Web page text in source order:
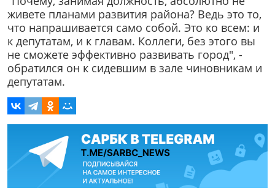
живете планами развития района? Ведь это то,
что напрашивается само собой. Это ко всем: и
к депутатам, и к главам. Коллеги, без этого вы
не сможете эффективно развивать город", -
обратился он к сидевшим в зале чиновникам и
депутатам.